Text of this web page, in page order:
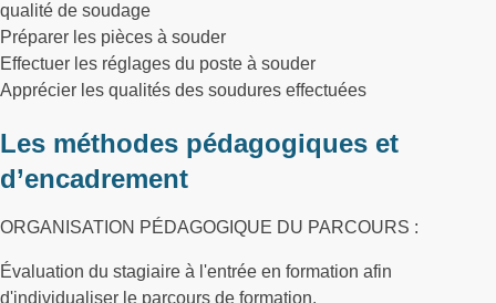
qualité de soudage
Préparer les pièces à souder
Effectuer les réglages du poste à souder
Apprécier les qualités des soudures effectuées
Les méthodes pédagogiques et
d’encadrement
ORGANISATION PÉDAGOGIQUE DU PARCOURS :
Évaluation du stagiaire à l'entrée en formation afin
d'individualiser le parcours de formation.